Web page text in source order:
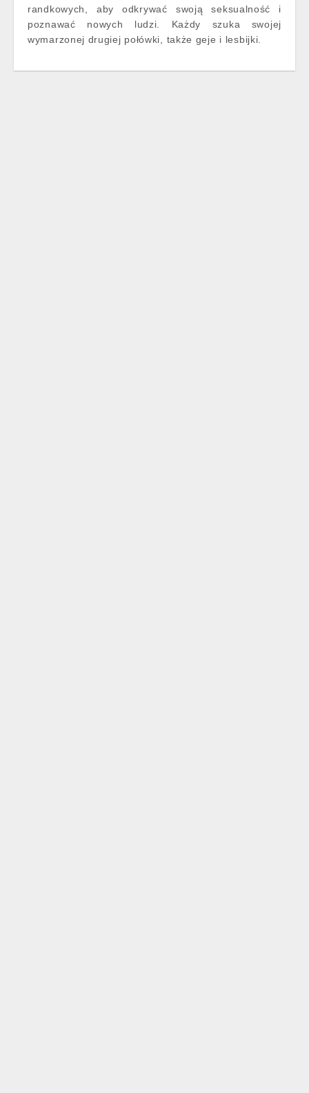
randkowych, aby odkrywać swoją seksualność i
poznawać nowych ludzi. Każdy szuka swojej
wymarzonej drugiej połówki, także geje i lesbijki.